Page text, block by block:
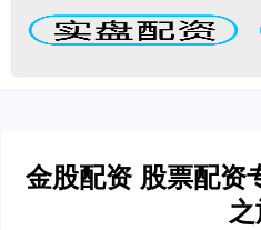
金股配资 股票配资